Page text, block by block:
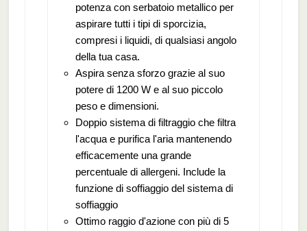
potenza con serbatoio metallico per
aspirare tutti i tipi di sporcizia,
compresi i liquidi, di qualsiasi angolo
della tua casa.
Aspira senza sforzo grazie al suo
potere di 1200 W e al suo piccolo
peso e dimensioni.
Doppio sistema di filtraggio che filtra
l'acqua e purifica l'aria mantenendo
efficacemente una grande
percentuale di allergeni. Include la
funzione di soffiaggio del sistema di
soffiaggio
Ottimo raggio d'azione con più di 5